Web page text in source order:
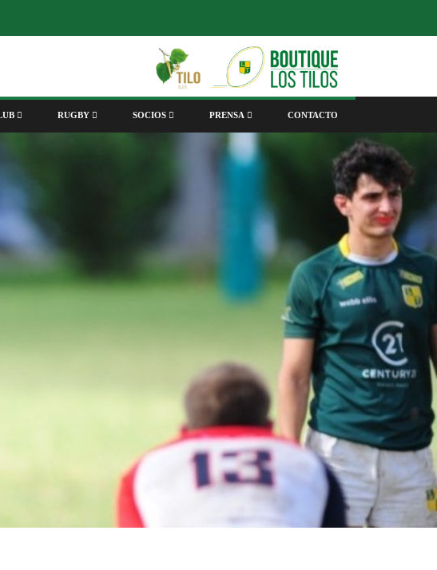
RUGBY SOCIOS PRENSA CONTACTO